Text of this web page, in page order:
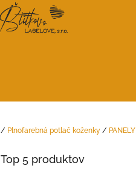
Domov
/ Plnofarebná potlač koženky / PANELY
Top 5 produktov